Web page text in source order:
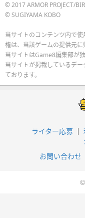
© 2017 ARMOR PROJECT/
© SUGIYAMA KOBO
当サイトのコンテンツ内で
権は、当該ゲームの提供元に
当サイトはGame8編集部が
当サイトが掲載しているデ
ております。
ライター応募
お問い合わせ